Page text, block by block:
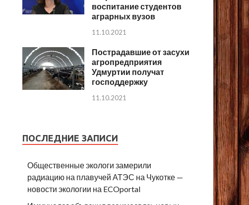
воспитание студентов
аграрных вузов
11.10.2021
Пострадавшие от засухи
агропредприятия
Удмуртии получат
господдержку
11.10.2021
ПОСЛЕДНИЕ ЗАПИСИ
Общественные экологи замерили
радиацию на плавучей АТЭС на Чукотке —
новости экологии на ECOportal